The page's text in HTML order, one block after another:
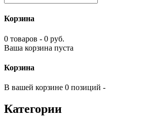
Корзина
0 товаров - 0 руб.
Ваша корзина пуста
Корзина
В вашей корзине 0 позиций -
Категории